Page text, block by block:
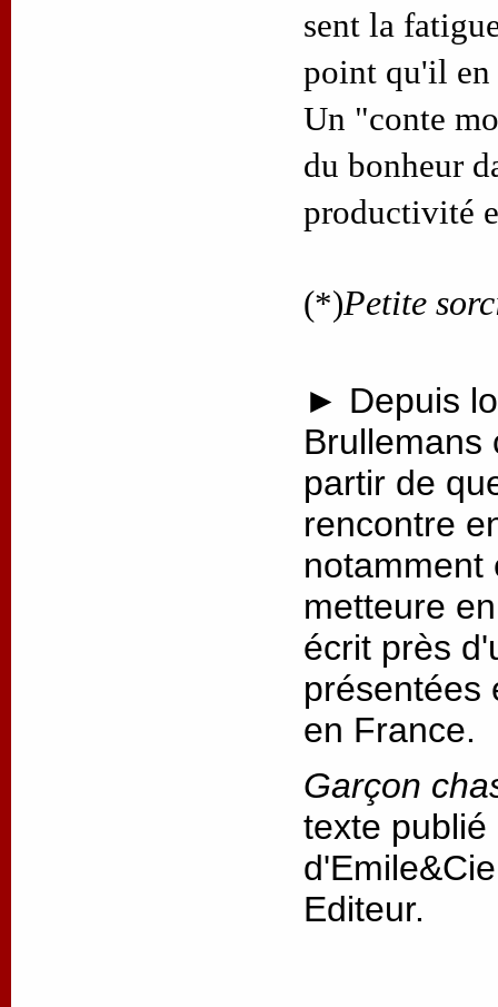
sent la
point qu'il en
Un "conte
du bonheur
productivité
(*)Petite
► Depuis
Brullemans
partir de
rencontre
notamment
metteure
écrit près
présentées
en France.
Garçon
texte
Editeur.